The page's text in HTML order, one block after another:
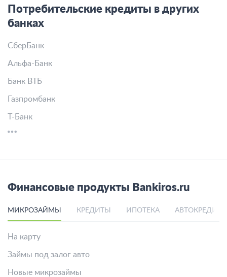
Потребительские кредиты в других
банках
СберБанк
Альфа-Банк
Банк ВТБ
Газпромбанк
Т-Банк
Финансовые продукты Bankiros.ru
МИКРОЗАЙМЫ КРЕДИТЫ ИПОТЕКА
На карту
Займы под залог авто
Новые микрозаймы